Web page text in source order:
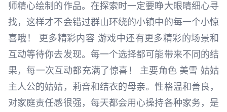
师精心绘制的作品。在探索时一定要睁大眼睛细心寻
找，这样才不会错过群山环绕的小镇中的每一个小惊
喜哦！ 更多精彩内容 游戏中还有更多精彩的场景和
互动等待你去发现。每一个选择都可能带来不同的结
果，每一次互动都充满了惊喜！ 主要角色 美雪 姑姑
主人公的姑姑，莉音和结衣的母亲。性格温和善良，
对家庭责任感很强，每天都会用心操持各种家务，是